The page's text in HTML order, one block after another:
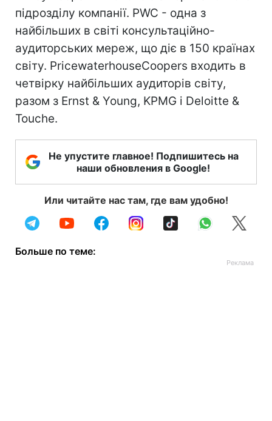
підрозділу компанії. PWC - одна з
найбільших в світі консультаційно-
аудиторських мереж, що діє в 150 країнах
світу. PricewaterhouseCoopers входить в
четвірку найбільших аудиторів світу,
разом з Ernst & Young, KPMG і Deloitte &
Touche.
Не упустите главное! Подпишитесь на
наши обновления в Google!
Или читайте нас там, где вам удобно!
Больше по теме: